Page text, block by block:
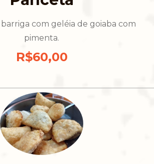
com geléia de goiaba com
pimenta.
R$60,00